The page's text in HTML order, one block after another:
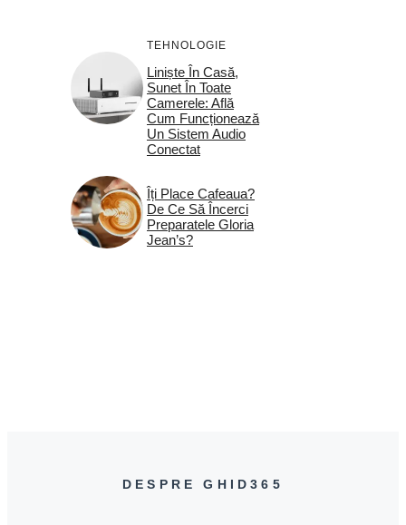
TEHNOLOGIE
Liniște În Casă,
Sunet În Toate
Camerele: Află
Cum Funcționează
Un Sistem Audio
Conectat
Îți Place Cafeaua?
De Ce Să Încerci
Preparatele Gloria
Jean’s?
DESPRE GHID365